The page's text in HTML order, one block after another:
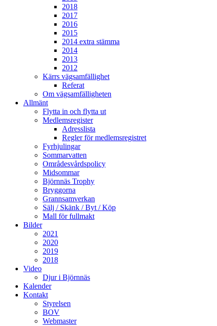
2018
2017
2016
2015
2014 extra stämma
2014
2013
2012
Kärrs vägsamfällighet
Referat
Om vägsamfälligheten
Allmänt
Flytta in och flytta ut
Medlemsregister
Adresslista
Regler för medlemsregistret
Fyrhjulingar
Sommarvatten
Områdesvårdspolicy
Midsommar
Björnnäs Trophy
Bryggorna
Grannsamverkan
Sälj / Skänk / Byt / Köp
Mall för fullmakt
Bilder
2021
2020
2019
2018
Video
Djur i Björnnäs
Kalender
Kontakt
Styrelsen
BOV
Webmaster